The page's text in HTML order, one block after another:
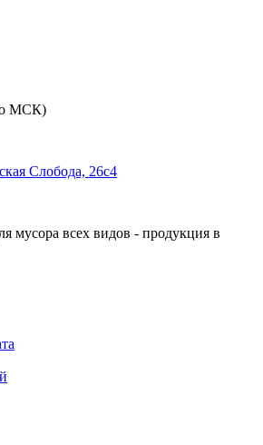
МСК)
Слобода, 26с4
мусора всех видов - продукция в